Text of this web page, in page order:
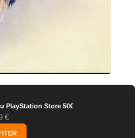
PlayStation Store 50€
€